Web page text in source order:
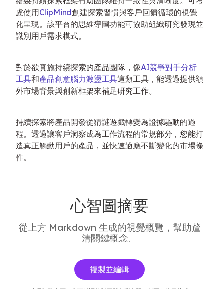
慮使用ClipMind創建探索習慣與客戶回饋循環的視覺
化呈現。該平台的思維導圖功能可協助組織研究發現並
識別用戶需求模式。
對於欲實施持續探索的產品團隊，像AI競爭對手分析
工具和產品創意腦力激盪工具這類工具，能透過提供額
外市場背景與創新框架來補足研究工作。
持續探索將產品開發從猜謎遊戲轉變為證據驅動的過
程。透過讓客戶洞察成為工作流程的常規部分，您能打
造真正觸動用戶的產品，並快速適應不斷變化的市場條
件。
心智圖摘要
從上方 Markdown 生成的視覺概覽，幫助釐
清關鍵概念。
複製並編輯